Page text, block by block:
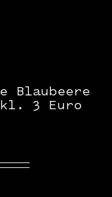
Blaubeere
3 Euro